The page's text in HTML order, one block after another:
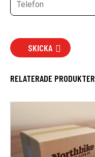
SKICKA
RELATERADE PRODUKTER